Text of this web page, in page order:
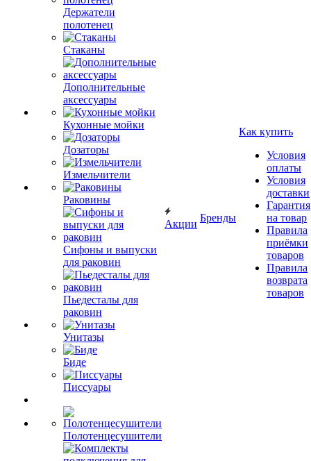
Держатели
полотенец
Стаканы
Дополнительные
аксессуары
Кухонные мойки
Дозаторы
Измельчители
Раковины
Сифоны и выпуски
для раковин
Пьедесталы для
раковин
Унитазы
Биде
Писсуары
Полотенцесушители
Акции
Бренды
Как купить
Условия
оплаты
Условия
доставки
Гарантия
на товар
Правила
приёмки
товаров
Правила
возврата
товаров